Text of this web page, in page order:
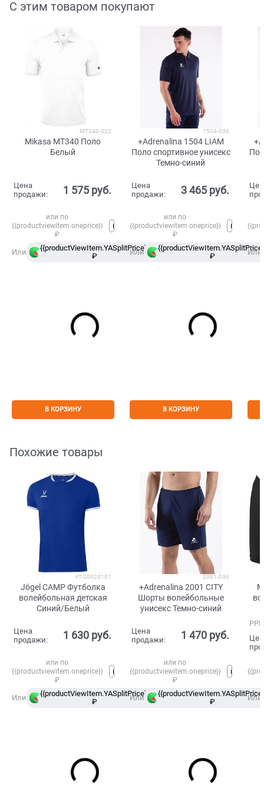
С этим товаром покупают
MT340-022
Mikasa MT340 Поло
Белый
Цена
продажи:
1 575 руб.
или по
{{productviewitem.oneprice}}
₽
Или
{{productViewItem.YASplitPrice}}
₽
в
Сплит
В КОРЗИНУ
1504-036
+Adrenalina 1504 LIAM
Поло спортивное унисекс
Темно-синий
Цена
продажи:
3 465 руб.
или по
{{productviewitem.oneprice}}
₽
Или
₽
В КОРЗИНУ
Или
Похожие товары
УТ-00020101
Jögel CAMP Футболка
волейбольная детская
Синий/Белый
Цена
продажи:
1 630 руб.
или по
{{productviewitem.oneprice}}
₽
Или
{{productViewItem.YASplitPrice}}
₽
в
Сплит
2001-036
+Adrenalina 2001 CITY
Шорты волейбольные
унисекс Темно-синий
Цена
продажи:
1 470 руб.
или по
{{productviewitem.oneprice}}
₽
Или
₽
Или